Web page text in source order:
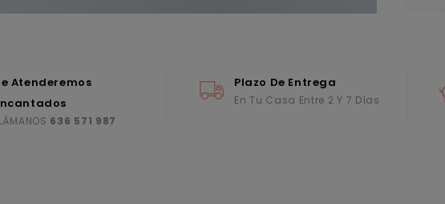
Atenderemos
636 571 987
Plazo De Entrega
En Tu Casa Entre 2 Y 7 Días